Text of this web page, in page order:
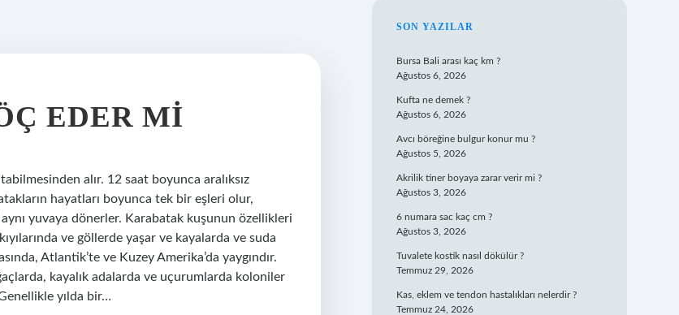
EDER MI
alır. 12 saat boyunca aralıksız
hayatları boyunca tek bir eşleri olur,
yuvaya dönerler. Karabatak kuşunun özellikleri
ve göllerde yaşar ve kayalarda ve suda
Atlantik’te ve Kuzey Amerika’da yaygındır.
kayalık adalarda ve uçurumlarda koloniler
yılda bir…
SIDEBAR
SON YAZILAR
Bursa Bali arası kaç km ?
Ağustos 6, 2026
Kufta ne demek ?
Ağustos 6, 2026
Avcı böreğine bulgur konur mu ?
Ağustos 5, 2026
Akrilik tiner boyaya zarar verir mi ?
Ağustos 3, 2026
6 numara sac kaç cm ?
Ağustos 3, 2026
Tuvalete kostik nasıl dökülür ?
Temmuz 29, 2026
Kas, eklem ve tendon hastalıkları nelerdir ?
Temmuz 24, 2026